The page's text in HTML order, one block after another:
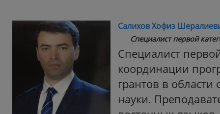
Салихов Хофиз
Специалист первой
Специалист
координации
грантов в
науки.